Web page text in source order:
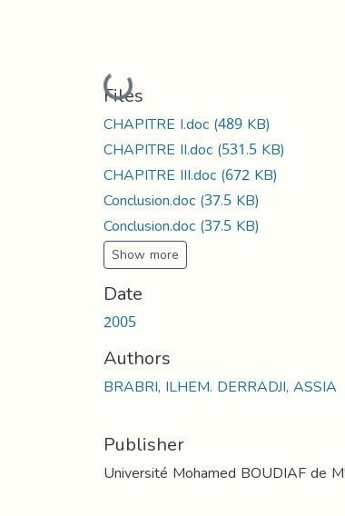
Loading...
Files
CHAPITRE I.doc(489 KB)
CHAPITRE II.doc(531.5 KB)
CHAPITRE III.doc(672 KB)
Conclusion.doc(37.5 KB)
Conclusion.doc(37.5 KB)
Show more
Date
2005
Authors
BRABRI, ILHEM. DERRADJI, ASSIA
Publisher
Université Mohamed BOUDIAF de